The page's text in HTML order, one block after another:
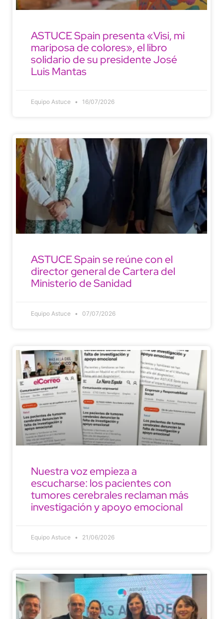
ASTUCE Spain presenta «Visi, mi
mariposa de colores», el libro
solidario de su presidente José
Luis Mantas
Equipo Astuce 16/07/2026
ASTUCE Spain se reúne con el
director general de Cartera del
Ministerio de Sanidad
Equipo Astuce 07/07/2026
Nuestra voz empieza a
escucharse: los pacientes con
tumores cerebrales reclaman más
investigación y apoyo emocional
Equipo Astuce 21/06/2026